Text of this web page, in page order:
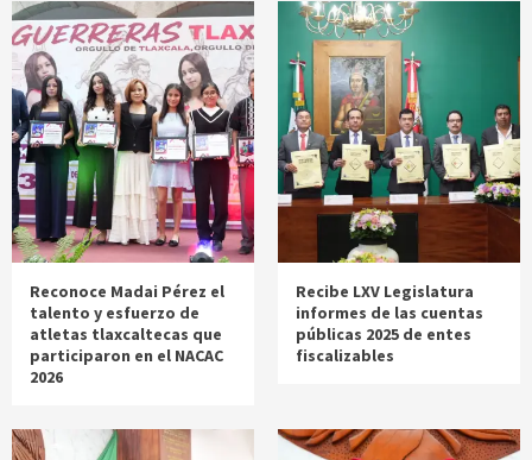
Reconoce Madai Pérez el
talento y esfuerzo de
atletas tlaxcaltecas que
participaron en el NACAC
2026
Recibe LXV Legislatura
informes de las cuentas
públicas 2025 de entes
fiscalizables